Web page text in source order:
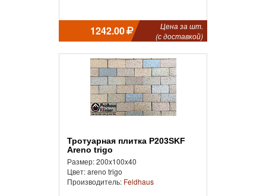
1242.00
Цена за шт.
(с доставкой)
Тротуарная плитка P203SKF
Areno trigo
Размер: 200x100x40
Цвет: areno trigo
Производитель: Feldhaus